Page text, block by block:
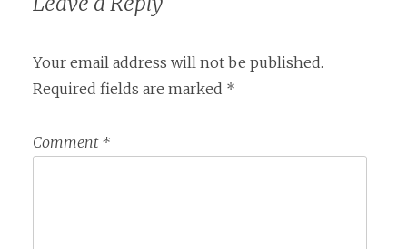
Your email address will not be published.
Required fields are marked *
Comment *